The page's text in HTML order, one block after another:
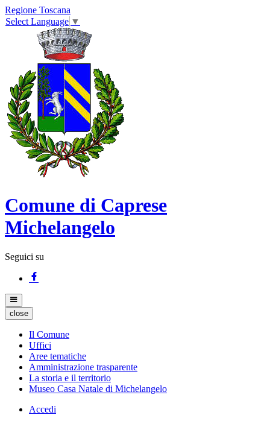
Regione Toscana
Select Language ▼
Comune di Caprese
Michelangelo
Seguici su
close
Il Comune
Uffici
Aree tematiche
Amministrazione trasparente
La storia e il territorio
Museo Casa Natale di Michelangelo
Accedi